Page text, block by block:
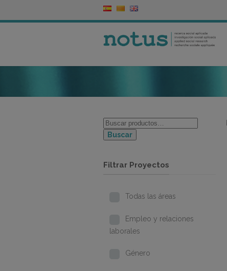
Buscar
Filtrar Proyectos
Todas las áreas
Empleo y relaciones
laborales
Género